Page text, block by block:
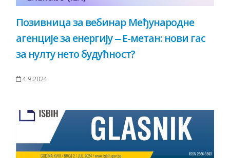
Позивница за вебинар Међународне
агенције за енергију ‒ Е-метан: нови гас
за нулту нето будућност?
4.9.2024.